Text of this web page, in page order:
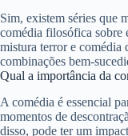
Sim, existem séries que
comédia filosófica sobre
mistura terror e comédia
combinações bem-
Qual a importância da
A comédia é essencial
momentos de
disso, pode ter um